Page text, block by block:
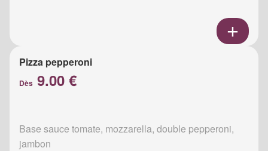
Pizza pepperoni
Dès 9.00 €
Base sauce tomate, mozzarella, double pepperoni,
jambon